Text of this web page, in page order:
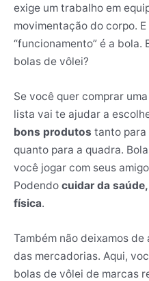
exige um trabalho em
movimentação do corpo.
“funcionamento” é a bola.
bolas de vôlei?
Se você quer comprar
lista vai te ajudar a
bons produtos tanto para
quanto para a quadra.
você jogar com seus
Podendo cuidar da
física.
Também não deixamos de
das mercadorias. Aqui,
bolas de vôlei de marcas